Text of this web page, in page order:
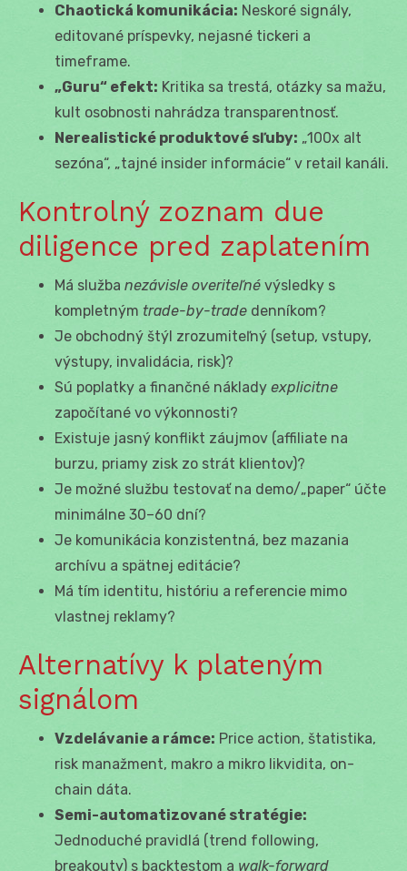
Chaotická komunikácia: Neskoré signály,
editované príspevky, nejasné tickeri a
timeframe.
„Guru“ efekt: Kritika sa trestá, otázky sa mažu,
kult osobnosti nahrádza transparentnosť.
Nerealistické produktové sľuby: „100x alt
sezóna“, „tajné insider informácie“ v retail kanáli.
Kontrolný zoznam due
diligence pred zaplatením
Má služba nezávisle overiteľné výsledky s
kompletným trade-by-trade denníkom?
Je obchodný štýl zrozumiteľný (setup, vstupy,
výstupy, invalidácia, risk)?
Sú poplatky a finančné náklady explicitne
započítané vo výkonnosti?
Existuje jasný konflikt záujmov (affiliate na
burzu, priamy zisk zo strát klientov)?
Je možné službu testovať na demo/„paper“ účte
minimálne 30–60 dní?
Je komunikácia konzistentná, bez mazania
archívu a spätnej editácie?
Má tím identitu, históriu a referencie mimo
vlastnej reklamy?
Alternatívy k plateným
signálom
Vzdelávanie a rámce: Price action, štatistika,
risk manažment, makro a mikro likvidita, on-
chain dáta.
Semi-automatizované stratégie:
Jednoduché pravidlá (trend following,
breakouty) s backtestom a walk-forward